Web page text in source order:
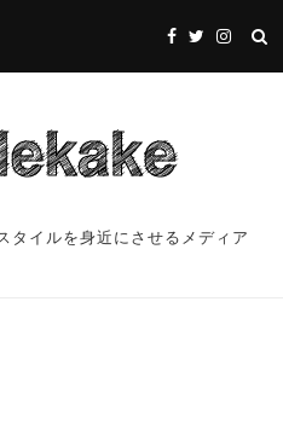
タイルを身近にさせるメディア